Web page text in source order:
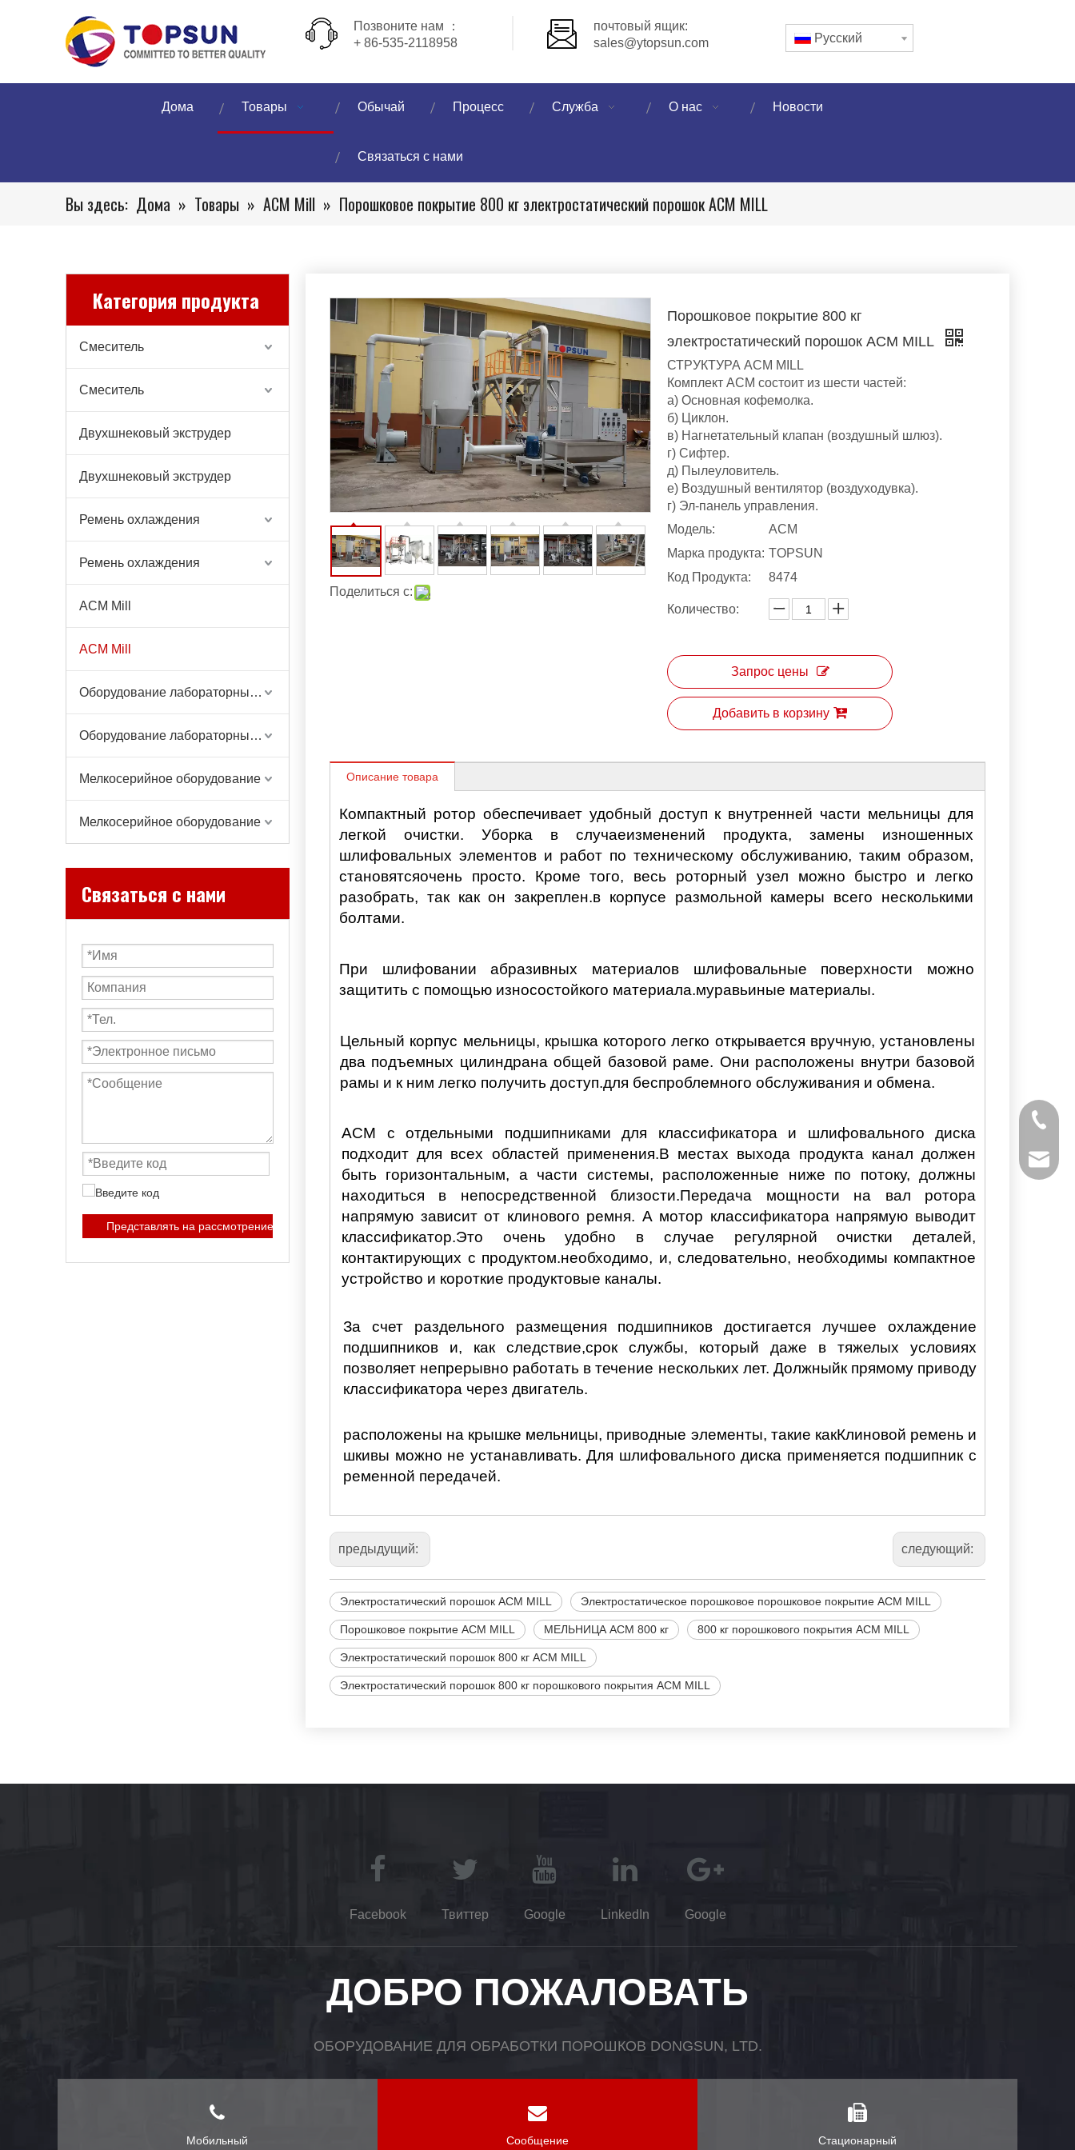
Позвоните нам ：
+ 86-535-2118958
почтовый ящик:
sales@ytopsun.com
Pусский
Дома Товары Обычай Процесс Служба О нас Новости
Связаться с нами
Вы здесь: Дома » Товары » ACM Mill » Порошковое покрытие 800 кг электростатический порошок ACM MILL
Категория продукта
Смеситель
Смеситель
Двухшнековый экструдер
Двухшнековый экструдер
Ремень охлаждения
Ремень охлаждения
ACM Mill
ACM Mill
Оборудование лабораторных весов
Оборудование лабораторных весов
Мелкосерийное оборудование
Мелкосерийное оборудование
Связаться с нами
Представлять на рассмотрение
Поделиться с:
Порошковое покрытие 800 кг
электростатический порошок ACM MILL
СТРУКТУРА ACM MILL
Комплект ACM состоит из шести частей:
а) Основная кофемолка.
б) Циклон.
в) Нагнетательный клапан (воздушный шлюз).
г) Сифтер.
д) Пылеуловитель.
е) Воздушный вентилятор (воздуходувка).
г) Эл-панель управления.
Модель:
ACM
Марка продукта: TOPSUN
Код Продукта:
8474
Количество:
Запрос цены
Добавить в корзину
Описание товара
Компактный ротор обеспечивает удобный доступ к внутренней части мельницы для
легкой очистки. Уборка в случаеизменений продукта, замены изношенных
шлифовальных элементов и работ по техническому обслуживанию, таким образом,
становятсяочень просто. Кроме того, весь роторный узел можно быстро и легко
разобрать, так как он закреплен.в корпусе размольной камеры всего несколькими
болтами.
При шлифовании абразивных материалов шлифовальные поверхности можно
защитить с помощью износостойкого материала.муравьиные материалы.
Цельный корпус мельницы, крышка которого легко открывается вручную, установлены
два подъемных цилиндрана общей базовой раме. Они расположены внутри базовой
рамы и к ним легко получить доступ.для беспроблемного обслуживания и обмена.
ACM с отдельными подшипниками для классификатора и шлифовального диска
подходит для всех областей применения.В местах выхода продукта канал должен
быть горизонтальным, а части системы, расположенные ниже по потоку, должны
находиться в непосредственной близости.Передача мощности на вал ротора
напрямую зависит от клинового ремня. А мотор классификатора напрямую выводит
классификатор.Это очень удобно в случае регулярной очистки деталей,
контактирующих с продуктом.необходимо, и, следовательно, необходимы компактное
устройство и короткие продуктовые каналы.
За счет раздельного размещения подшипников достигается лучшее охлаждение
подшипников и, как следствие,срок службы, который даже в тяжелых условиях
позволяет непрерывно работать в течение нескольких лет. Должныйк прямому приводу
классификатора через двигатель.
расположены на крышке мельницы, приводные элементы, такие какКлиновой ремень и
шкивы можно не устанавливать. Для шлифовального диска применяется подшипник с
ременной передачей.
предыдущий: следующий:
Электростатический порошок ACM MILL Электростатическое порошковое порошковое покрытие ACM MILL
Порошковое покрытие ACM MILL МЕЛЬНИЦА ACM 800 кг 800 кг порошкового покрытия ACM MILL
Электростатический порошок 800 кг ACM MILL
Электростатический порошок 800 кг порошкового покрытия ACM MILL
Facebook Твиттер Google LinkedIn Google
ДОБРО ПОЖАЛОВАТЬ
ОБОРУДОВАНИЕ ДЛЯ ОБРАБОТКИ ПОРОШКОВ DONGSUN, LTD.
Мобильный Сообщение Стационарный
+ 86-